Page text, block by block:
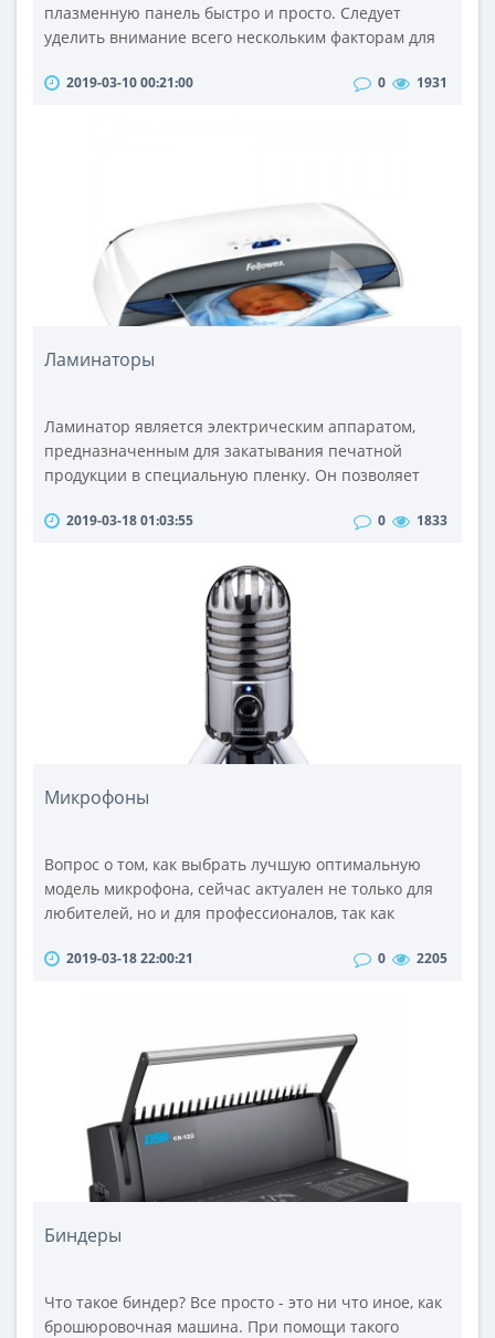
плазменную панель быстро и просто. Следует
уделить внимание всего нескольким факторам для
размеры комнаты и некоторые особенности
2019-03-10 00:21:00 0 1931
Ламинаторы
Ламинатор является электрическим аппаратом,
предназначенным для закатывания печатной
продукции в специальную пленку. Он позволяет
его от повреждений или загрязнений, исключить
вид.Ламинация осуществляется в трех видах:для
защиты листа от внешних воздействий. При этом
его толщина практически не меняется;для п..
2019-03-18 01:03:55 0 1833
Микрофоны
Вопрос о том, как выбрать лучшую оптимальную
модель микрофона, сейчас актуален не только для
любителей, но и для профессионалов, так как
качества микрофона. Но качественный - это
подходящую по цене и характеристикам модель не
составит особого труда.Существует несколько ..
2019-03-18 22:00:21 0 2205
Биндеры
Что такое биндер? Все просто - это ни что иное, как
брошюровочная машина. При помощи такого